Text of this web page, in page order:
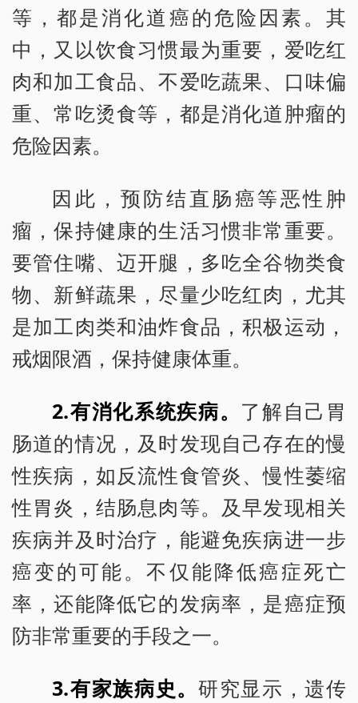
等，都是消化道癌的危险因素。其
中，又以饮食习惯最为重要，爱吃红
肉和加工食品、不爱吃蔬果、口味偏
重、常吃烫食等，都是消化道肿瘤的
危险因素。
因此，预防结直肠癌等恶性肿
瘤，保持健康的生活习惯非常重要。
要管住嘴、迈开腿，多吃全谷物类食
物、新鲜蔬果，尽量少吃红肉，尤其
是加工肉类和油炸食品，积极运动，
戒烟限酒，保持健康体重。
2.有消化系统疾病。 了解自己胃
肠道的情况，及时发现自己存在的慢
性疾病，如反流性食管炎、慢性萎缩
性胃炎，结肠息肉等。及早发现相关
疾病并及时治疗，能避免疾病进一步
癌变的可能。不仅能降低癌症死亡
率，还能降低它的发病率，是癌症预
防非常重要的手段之一。
3.有家族病史。 研究显示，遗传